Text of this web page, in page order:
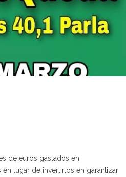
de euros gastados en
lugar de invertirlos en garantizar